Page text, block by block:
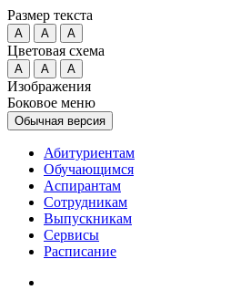
Размер текста
A A A
Цветовая схема
A A A
Изображения
Боковое меню
Обычная версия
Абитуриентам
Обучающимся
Аспирантам
Сотрудникам
Выпускникам
Сервисы
Расписание